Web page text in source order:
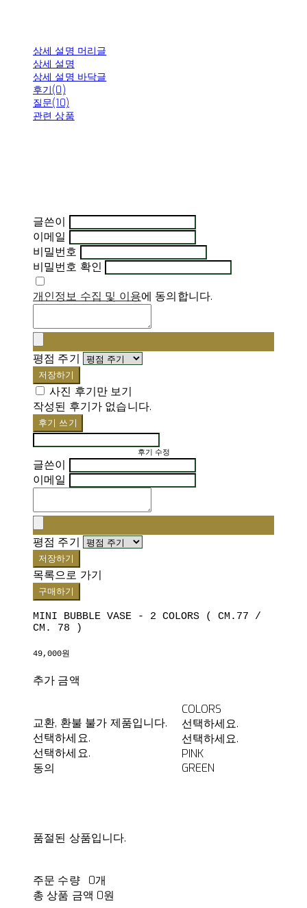
상세 설명 머리글
상세 설명
상세 설명 바닥글
후기(0)
질문(10)
관련 상품
글쓴이
이메일
비밀번호
비밀번호 확인
개인정보 수집 및 이용에 동의합니다.
평점 주기
저장하기
사진 후기만 보기
작성된 후기가 없습니다.
후기 쓰기
후기 수정
글쓴이
이메일
평점 주기
저장하기
목록으로 가기
구매하기
MINI BUBBLE VASE - 2 COLORS ( CM.77 /
CM. 78 )
49,000원
추가 금액
교환, 환불 불가 제품입니다.
선택하세요.
선택하세요.
동의
COLORS
선택하세요.
선택하세요.
PINK
GREEN
품절된 상품입니다.
주문 수량
0개
총 상품 금액 0원